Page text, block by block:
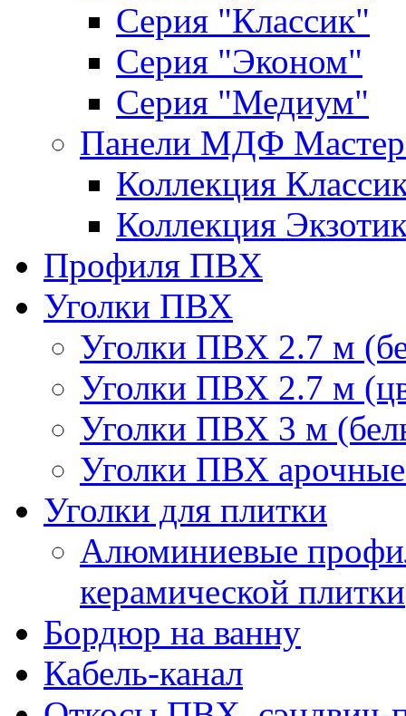
Серия "Классик"
Серия "Эконом"
Серия "Медиум"
Панели МДФ
Коллекция
Коллекция
Профиля ПВХ
Уголки ПВХ
Уголки ПВХ 2.7 м
Уголки ПВХ 2.7 м
Уголки ПВХ 3 м
Уголки ПВХ
Уголки для плитки
Алюминиевые
керамической плитки
Бордюр на ванну
Кабель-канал